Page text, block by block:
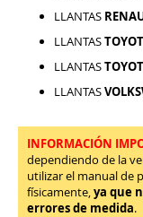
LLANTAS
LLANTAS
LLANTAS
LLANTAS
INFORMACIÓN
dependiendo de la
utilizar el manual de
físicamente,ya que
errores de medida.